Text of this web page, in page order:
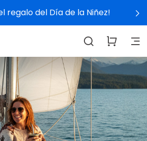
Ver experiencias